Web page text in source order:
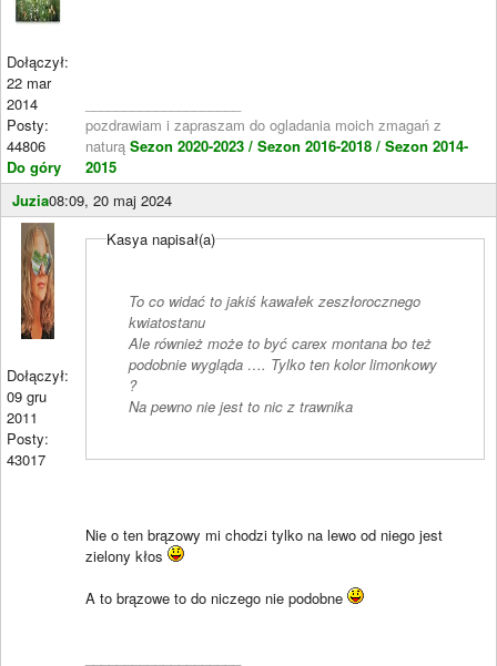
Dołączył:
22 mar
2014
Posty:
44806
Do góry
pozdrawiam i zapraszam do ogladania moich zmagań z
naturą Sezon 2020-2023 / Sezon 2016-2018 / Sezon 2014-
2015
Juzia08:09, 20 maj 2024
Dołączył:
09 gru
2011
Posty:
43017
Kasya napisał(a)
To co widać to jakiś kawałek zeszłorocznego
kwiatostanu
Ale również może to być carex montana bo też
podobnie wygląda …. Tylko ten kolor limonkowy
?
Na pewno nie jest to nic z trawnika
Nie o ten brązowy mi chodzi tylko na lewo od niego jest
zielony kłos
A to brązowe to do niczego nie podobne